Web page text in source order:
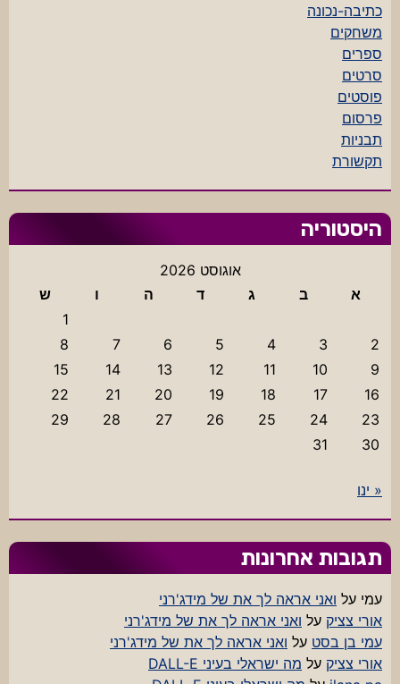
כתיבה-נכונה
משחקים
ספרים
סרטים
פוסטים
פרסום
תבניות
תקשורת
היסטוריה
אוגוסט 2026
א
ב ג ד ה ו
ש
1
2
3
4
5
6
7
8
9
10
11
12
13
14
15
16
17
18
19
20
21
22
23
24
25
26
27
28
29
30
31
« ינו
תגובות אחרונות
עמי על ואני אראה לך את של מידג'רני
אורי צציק על ואני אראה לך את של מידג'רני
עמי בן בסט על ואני אראה לך את של מידג'רני
אורי צציק על מה ישראלי בעיני DALL-E